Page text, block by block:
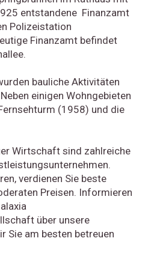
entstandene Finanzamt
Polizeistation
Finanzamt befindet
bauliche Aktivitäten
einigen Wohngebieten
(1958) und die
Wirtschaft sind zahlreiche
verdienen Sie beste
Preisen. Informieren
über unsere
Sie am besten betreuen